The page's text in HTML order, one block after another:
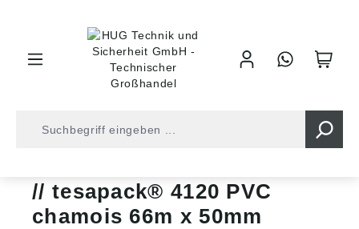
tesapack® 4120 PVC
chamois 66m x 50mm